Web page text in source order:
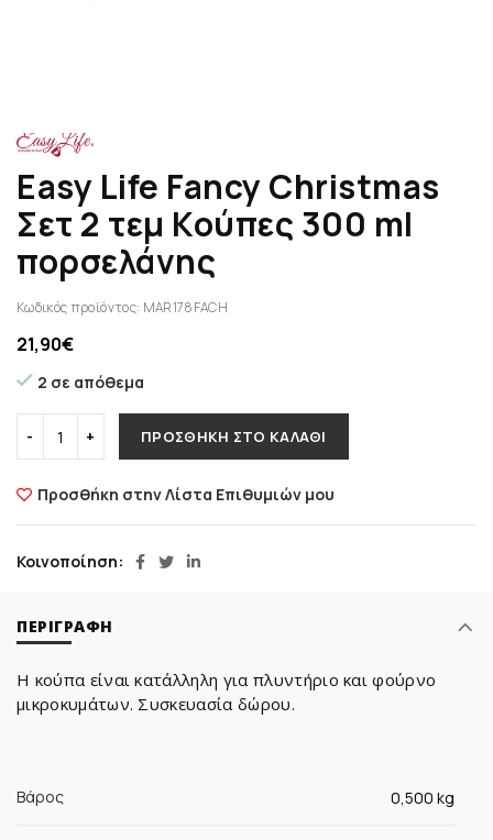
Easy Life Fancy Christmas
Σετ 2 τεμ Κούπες 300 ml
πορσελάνης
Κωδικός προϊόντος: MAR178FACH
21,90€
2 σε απόθεμα
ΠΡΟΣΘΉΚΗ ΣΤΟ ΚΑΛΆΘΙ
Προσθήκη στην Λίστα Επιθυμιών μου
Κοινοποίηση
ΠΕΡΙΓΡΑΦΉ
H κούπα είναι κατάλληλη για πλυντήριο και φούρνο
μικροκυμάτων. Συσκευασία δώρου.
Βάρος 0,500 kg